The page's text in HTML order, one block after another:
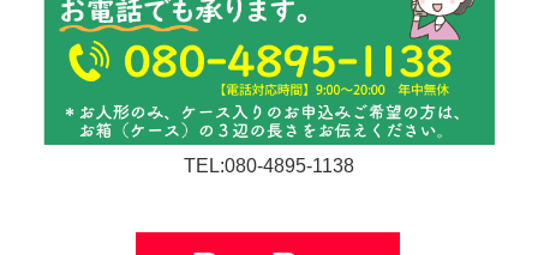
TEL:080-4895-1138